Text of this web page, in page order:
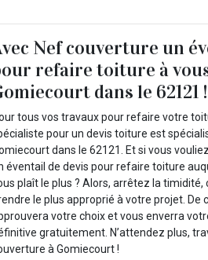
Nef couverture un
refaire toiture à
dans le 62121 !
tous vos travaux pour refaire votre
pour un devis toiture est
dans le 62121. Et si vous
éventail de devis pour refaire toiture
plaît le plus ? Alors, arrêtez la
le plus approprié à votre projet. De
votre choix et vous enverra
gratuitement. N’attendez plus,
à Gomiecourt !